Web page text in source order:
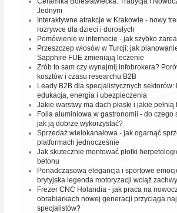
Jednym
Interaktywne atrakcje w Krakowie - nowy
rozrywce dla dzieci i dorosłych
Pomówienie w internecie - jak szybko
Przeszczep włosów w Turcji: jak
Sapphire FUE zmieniają leczenie
Zrób to sam czy wynajmij infobrokera?
kosztów i czasu researchu B2B
Leady B2B dla specjalistycznych sektorów:
edukacja, energia i ubezpieczenia
Jakie warstwy ma dach płaski i jakie pełnią
Folia aluminiowa w gastronomii - do czego
jak ją dobrze wykorzystać?
Sprzedaż wielokanałowa - jak ogarnąć
platformach jednocześnie
Jak skutecznie montować płotki
betonu
Ponadczasowa elegancja i sportowe
brytyjska legenda motoryzacji wciąż
Frezer CNC Holandia - jak praca na
obrabiarkach nowej generacji przyciąga
specjalistów?